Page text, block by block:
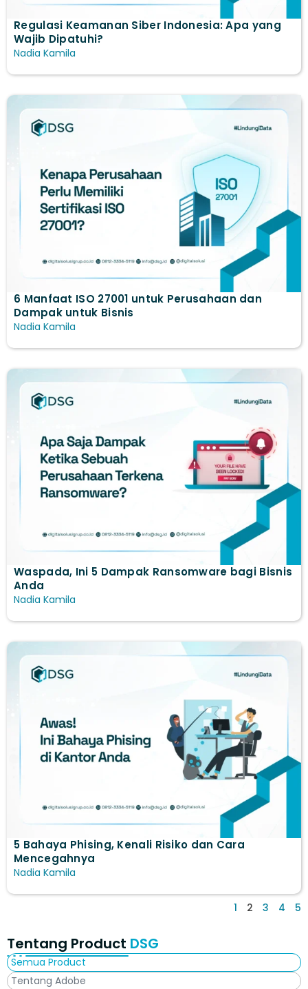
Regulasi Keamanan Siber Indonesia: Apa yang
Wajib Dipatuhi?
Nadia Kamila
6 Manfaat ISO 27001 untuk Perusahaan dan
Dampak untuk Bisnis
Nadia Kamila
Waspada, Ini 5 Dampak Ransomware bagi Bisnis
Anda
Nadia Kamila
5 Bahaya Phising, Kenali Risiko dan Cara
Mencegahnya
Nadia Kamila
1 2 3 4 5
Tentang Product DSG
Tentang Adobe
Semua Product